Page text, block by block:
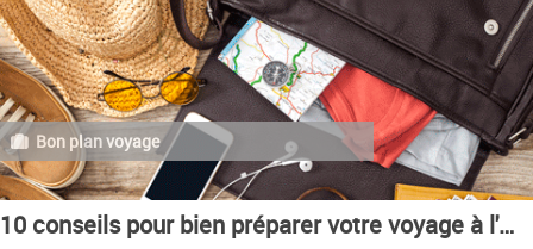
Bon plan voyage
10 conseils pour bien préparer votre voyage à l'étranger